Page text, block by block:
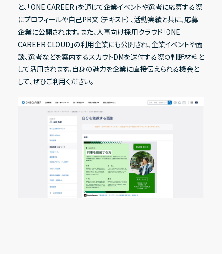
と、「ONE CAREER」を通じて企業イベントや選考に応募する際
にプロフィールや自己PR文（テキスト）、活動実績と共に、応募
企業に公開されます。また、人事向け採用クラウド「ONE
CAREER CLOUD」の利用企業にも公開され、企業イベントや面
談、選考などを案内するスカウトDMを送付する際の判断材料と
して活用されます。自身の魅力を企業に直接伝えられる機会と
して、ぜひご利用ください。